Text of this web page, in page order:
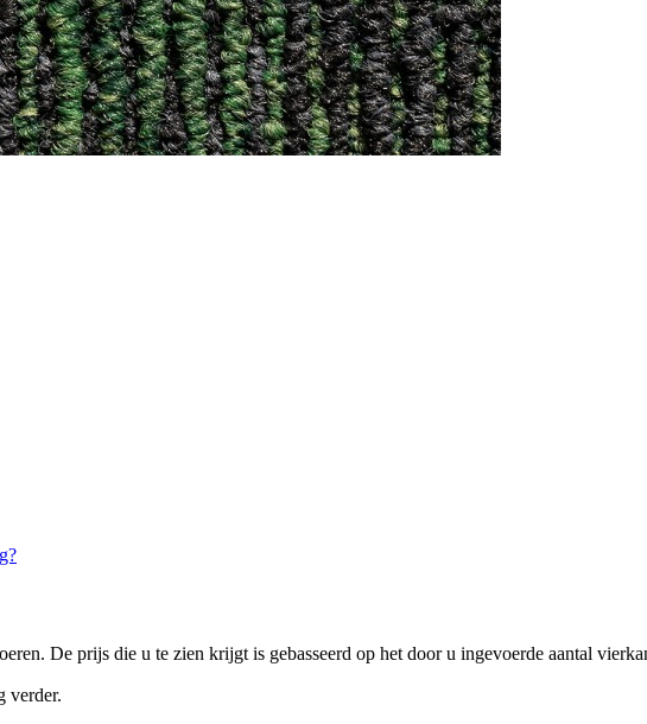
De prijs die u te zien krijgt is gebasseerd op het door u ingevoerde aantal
verder.